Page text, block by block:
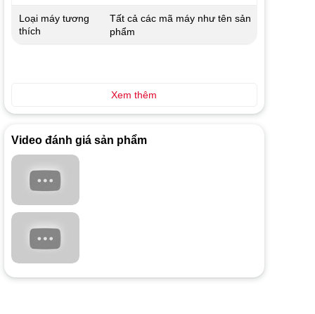
Loại máy tương
thích
Tất cả các mã máy như tên sản
phẩm
Xem thêm
Video đánh giá sản phẩm